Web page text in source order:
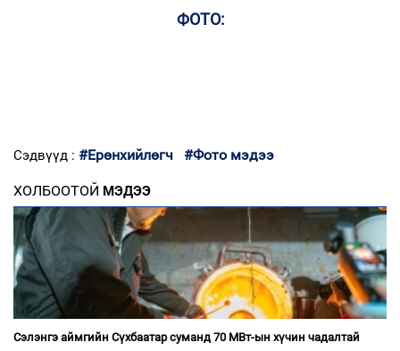
ФОТО:
Сэдвүүд : #Ерөнхийлөгч #Фото мэдээ
ХОЛБООТОЙ МЭДЭЭ
Сэлэнгэ аймгийн Сүхбаатар суманд 70 МВт-ын хүчин чадалтай